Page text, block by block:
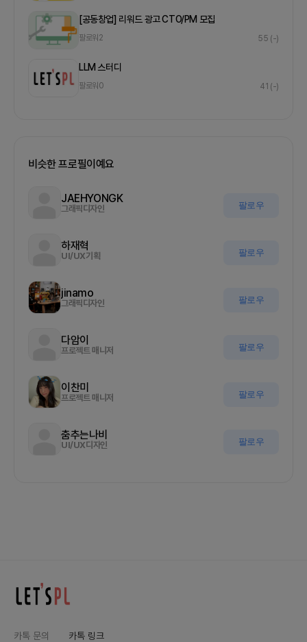
[공동창업] 리워드 광고 CTO/PM 모집
팔로워 2 55 (-)
LLM 스터디
팔로워 0 41 (-)
비슷한 프로필이예요
JAEHYONGK
그래픽디자인 팔로우
하재혁
UI/UX기획 팔로우
jinamo
그래픽디자인 팔로우
다암이
프로젝트 매니저 팔로우
이찬미
프로젝트 매니저 팔로우
춤추는나비
UI/UX디자인 팔로우
카톡 문의
카톡 링크